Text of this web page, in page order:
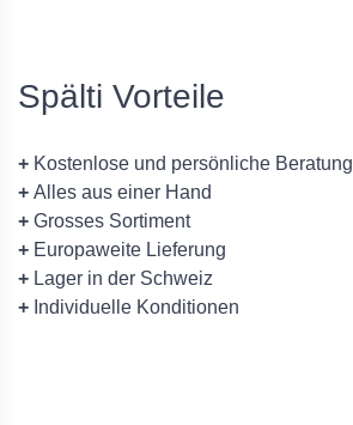
Spälti Vorteile
+ Kostenlose und persönliche Beratung
+ Alles aus einer Hand
+ Grosses Sortiment
+ Europaweite Lieferung
+ Lager in der Schweiz
+ Individuelle Konditionen